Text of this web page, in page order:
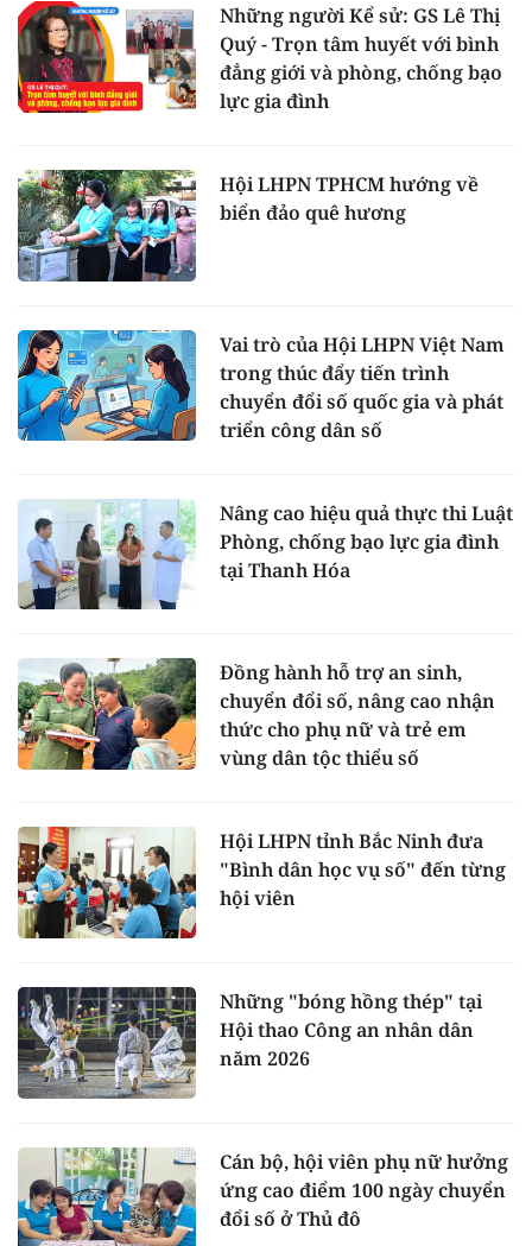
Những người Kể sử: GS Lê Thị
Quý - Trọn tâm huyết với bình
đẳng giới và phòng, chống bạo
lực gia đình
Hội LHPN TPHCM hướng về
biển đảo quê hương
Vai trò của Hội LHPN Việt Nam
trong thúc đẩy tiến trình
chuyển đổi số quốc gia và phát
triển công dân số
Nâng cao hiệu quả thực thi Luật
Phòng, chống bạo lực gia đình
tại Thanh Hóa
Đồng hành hỗ trợ an sinh,
chuyển đổi số, nâng cao nhận
thức cho phụ nữ và trẻ em
vùng dân tộc thiểu số
Hội LHPN tỉnh Bắc Ninh đưa
"Bình dân học vụ số" đến từng
hội viên
Những "bóng hồng thép" tại
Hội thao Công an nhân dân
năm 2026
Cán bộ, hội viên phụ nữ hưởng
ứng cao điểm 100 ngày chuyển
đổi số ở Thủ đô